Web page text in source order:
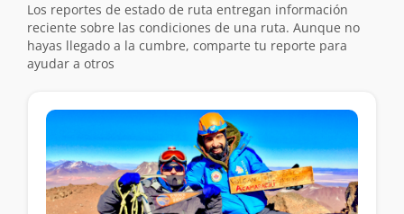
Los reportes de estado de ruta entregan información
reciente sobre las condiciones de una ruta. Aunque no
hayas llegado a la cumbre, comparte tu reporte para
ayudar a otros